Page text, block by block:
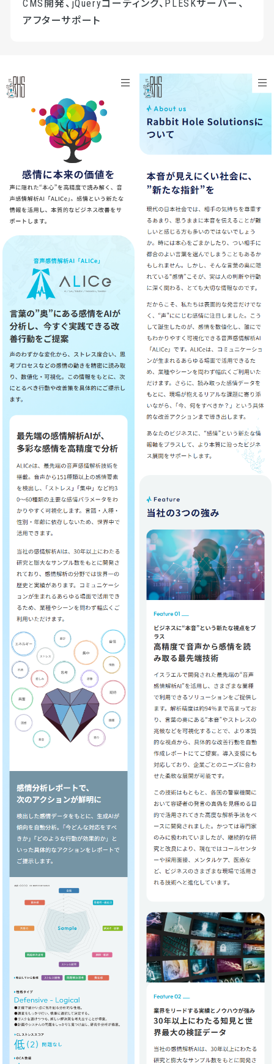
CMS開発、jQueryコーディング、PLESKサーバー、
アフターサポート